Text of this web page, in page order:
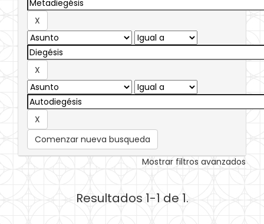
Comenzar nueva busqueda
Mostrar filtros avanzados
Resultados 1-1 de 1.